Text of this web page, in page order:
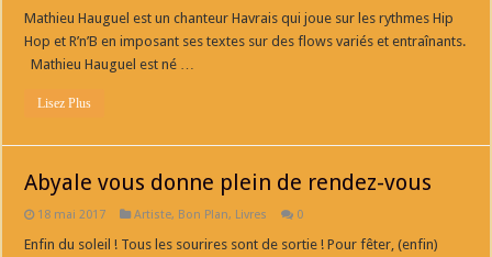
Mathieu Hauguel est un chanteur Havrais qui joue sur les rythmes Hip
Hop et R’n’B en imposant ses textes sur des flows variés et entraînants.
Mathieu Hauguel est né …
Lisez Plus
Abyale vous donne plein de rendez-vous
18 mai 2017 Artiste, Bon Plan, Livres 0
Enfin du soleil ! Tous les sourires sont de sortie ! Pour fêter, (enfin)